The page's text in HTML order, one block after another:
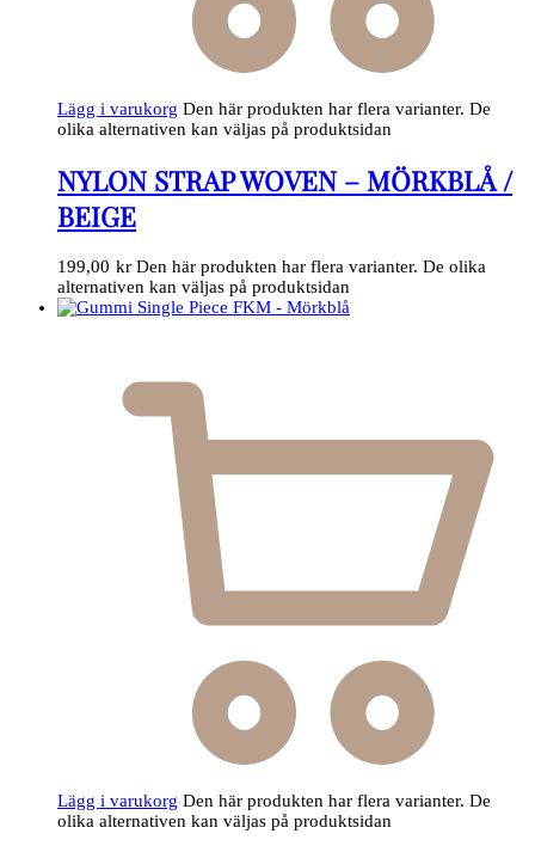
Lägg i varukorg Den här produkten har flera varianter. De
olika alternativen kan väljas på produktsidan
NYLON STRAP WOVEN – MÖRKBLÅ /
BEIGE
199,00 kr Den här produkten har flera varianter. De olika
alternativen kan väljas på produktsidan
Lägg i varukorg Den här produkten har flera varianter. De
olika alternativen kan väljas på produktsidan